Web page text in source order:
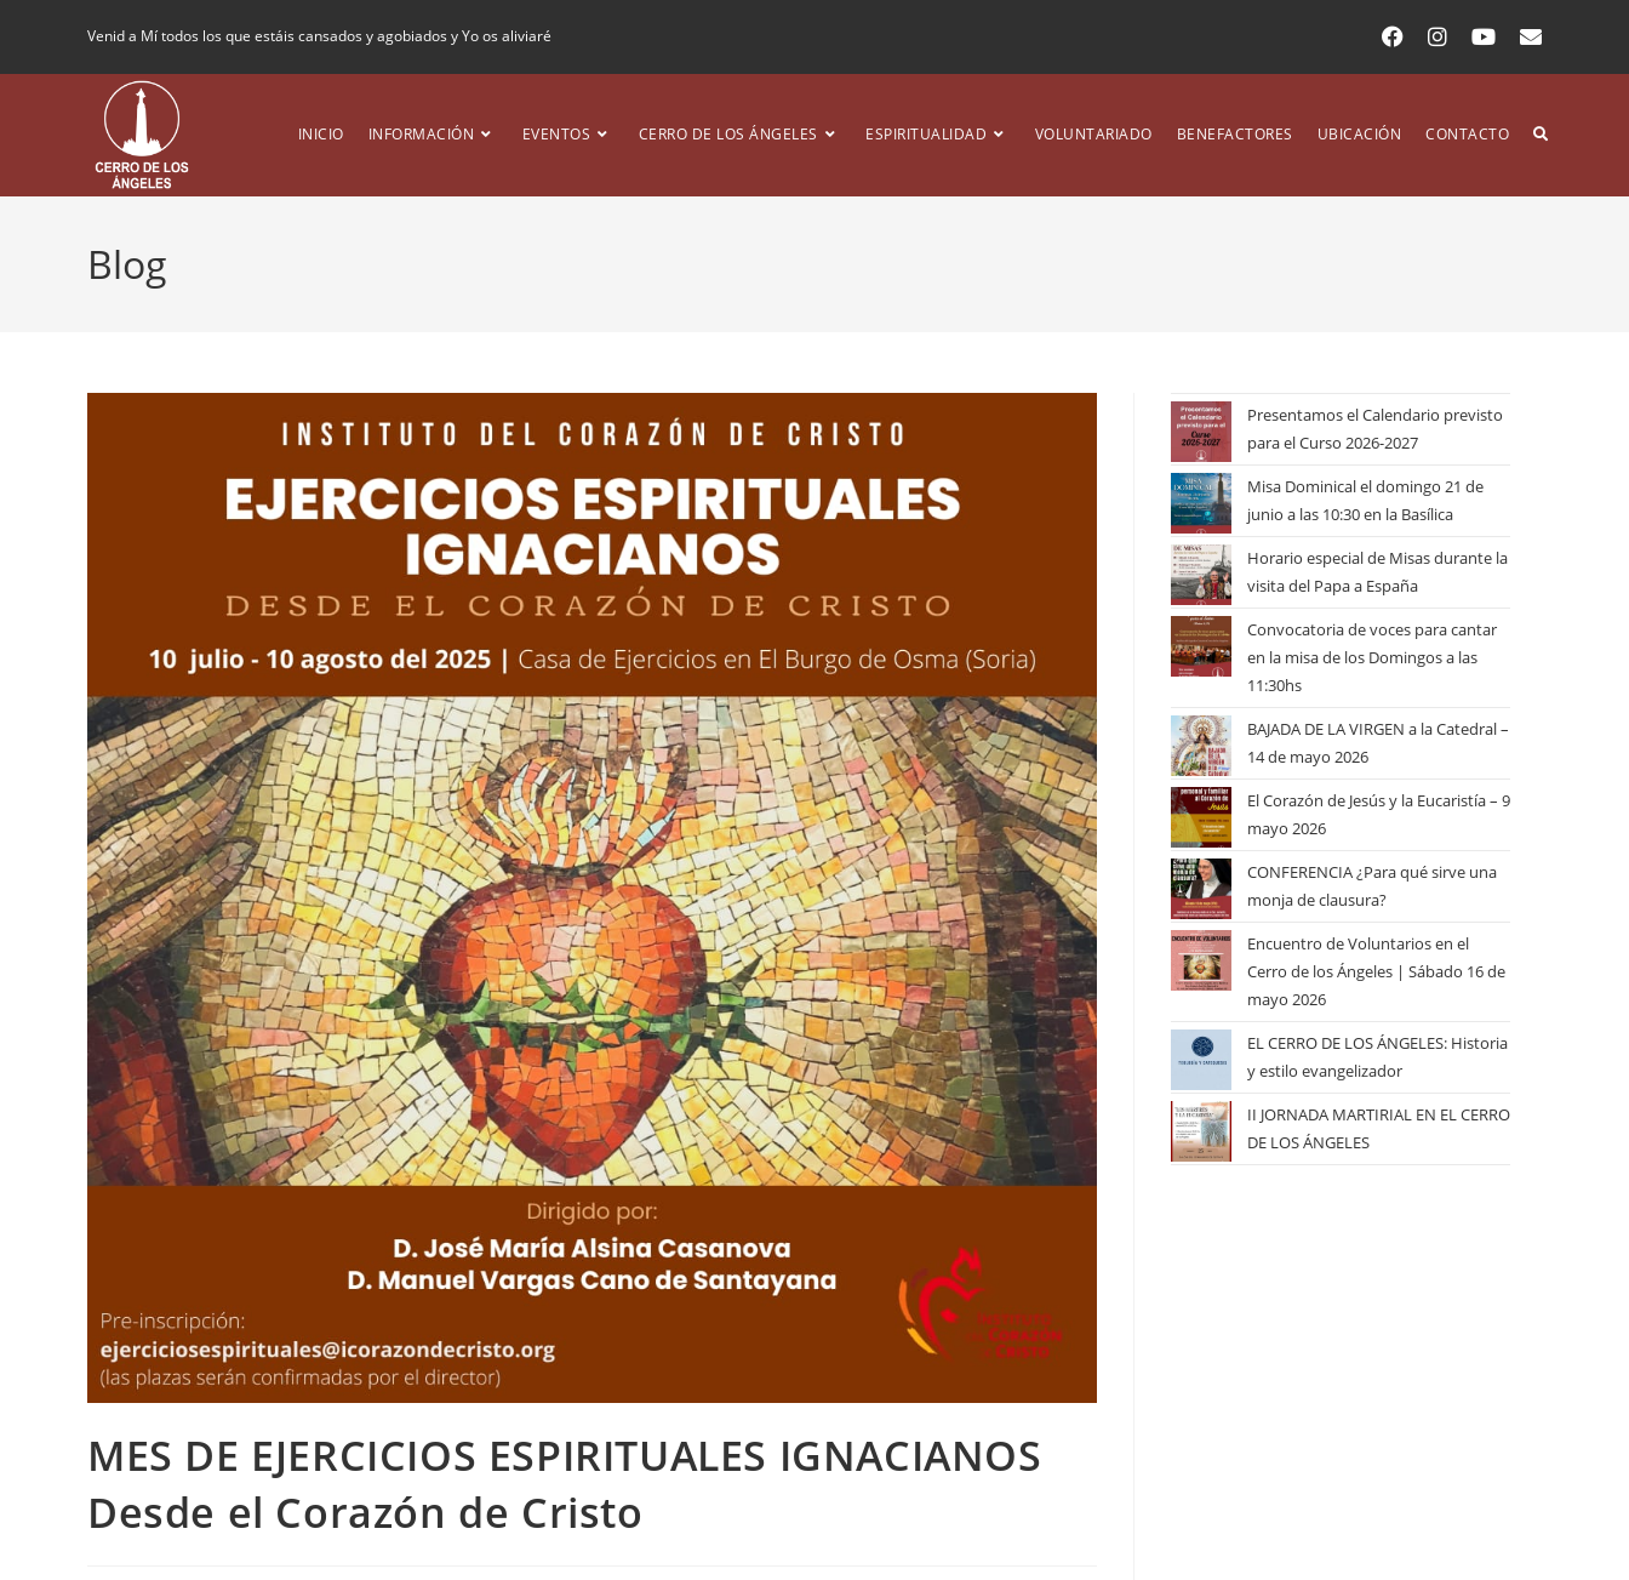
Venid a Mí todos los que estáis cansados y agobiados y Yo os aliviaré
INICIO INFORMACIÓN EVENTOS CERRO DE LOS ÁNGELES ESPIRITUALIDAD VOLUNTARIADO BENEFACTORES UBICACIÓN CONTACTO
Blog
MES DE EJERCICIOS ESPIRITUALES IGNACIANOS
Desde el Corazón de Cristo
Presentamos el Calendario previsto
para el Curso 2026-2027
Misa Dominical el domingo 21 de
junio a las 10:30 en la Basílica
Horario especial de Misas durante la
visita del Papa a España
Convocatoria de voces para cantar
en la misa de los Domingos a las
11:30hs
BAJADA DE LA VIRGEN a la Catedral –
14 de mayo 2026
El Corazón de Jesús y la Eucaristía – 9
mayo 2026
CONFERENCIA ¿Para qué sirve una
monja de clausura?
Encuentro de Voluntarios en el
Cerro de los Ángeles | Sábado 16 de
mayo 2026
EL CERRO DE LOS ÁNGELES: Historia
y estilo evangelizador
II JORNADA MARTIRIAL EN EL CERRO
DE LOS ÁNGELES